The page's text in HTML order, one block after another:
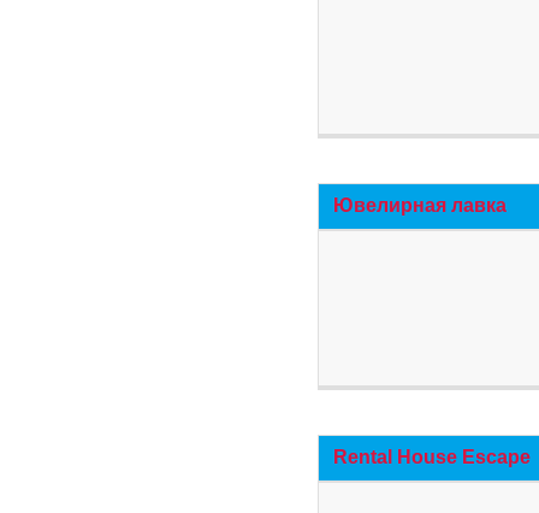
Ювелирная лавка
Rental House Escape